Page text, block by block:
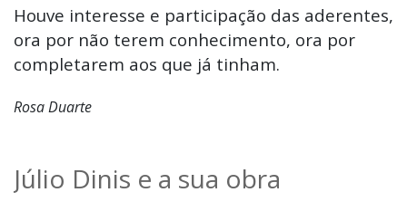
Houve interesse e participação das aderentes,
ora por não terem conhecimento, ora por
completarem aos que já tinham.
Rosa Duarte
Júlio Dinis e a sua obra